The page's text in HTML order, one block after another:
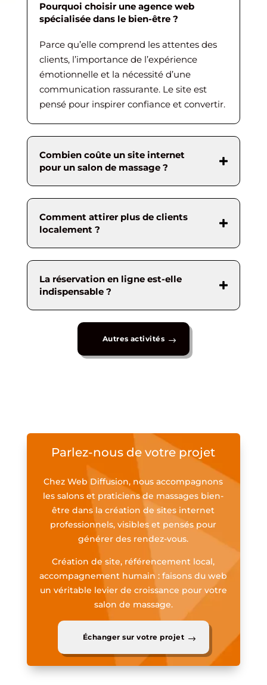
Pourquoi choisir une agence web
spécialisée dans le bien-être ?
Parce qu’elle comprend les attentes des
clients, l’importance de l’expérience
émotionnelle et la nécessité d’une
communication rassurante. Le site est
pensé pour inspirer confiance et convertir.
Combien coûte un site internet
pour un salon de massage ?
Comment attirer plus de clients
localement ?
La réservation en ligne est-elle
indispensable ?
Autres activités
Parlez-nous de votre projet
Chez Web Diffusion, nous accompagnons
les salons et praticiens de massages bien-
être dans la création de sites internet
professionnels, visibles et pensés pour
générer des rendez-vous.
Création de site, référencement local,
accompagnement humain : faisons du web
un véritable levier de croissance pour votre
salon de massage.
Échanger sur votre projet